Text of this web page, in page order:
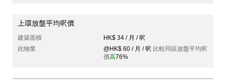
上環放盤平均呎價
建築面積
HK$ 34 / 月 / 呎
此物業
@HK$ 60 / 月 / 呎 比較同區放盤平均呎
價高76%